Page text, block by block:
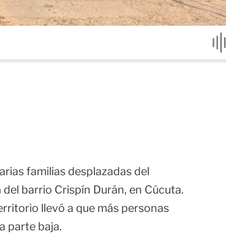
familias desplazadas del
barrio Crispín Durán, en Cúcuta.
llevó a que más personas
parte baja.